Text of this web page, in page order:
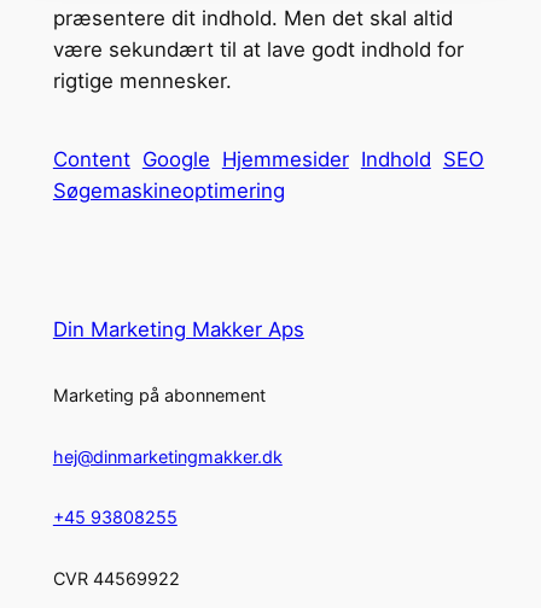
præsentere dit indhold. Men det skal altid
være sekundært til at lave godt indhold for
rigtige mennesker.
Content Google Hjemmesider Indhold SEO
Søgemaskineoptimering
Din Marketing Makker Aps
Marketing på abonnement
hej@dinmarketingmakker.dk
+45 93808255
CVR 44569922